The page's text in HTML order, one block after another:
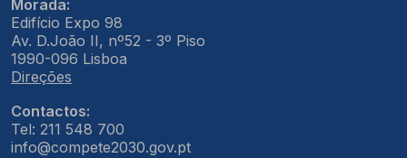
Morada:
Edifício Expo 98
Av. D.João II, nº52 - 3º Piso
1990-096 Lisboa
Direções
Contactos:
Tel: 211 548 700
info@compete2030.gov.pt